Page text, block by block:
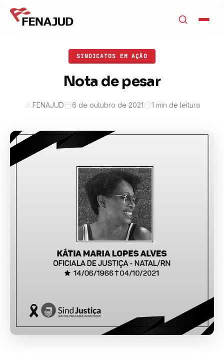
SINDICATOS EM AÇÃO
Nota de pesar
FENAJUD 6 de outubro de 2021 1 min de leitura